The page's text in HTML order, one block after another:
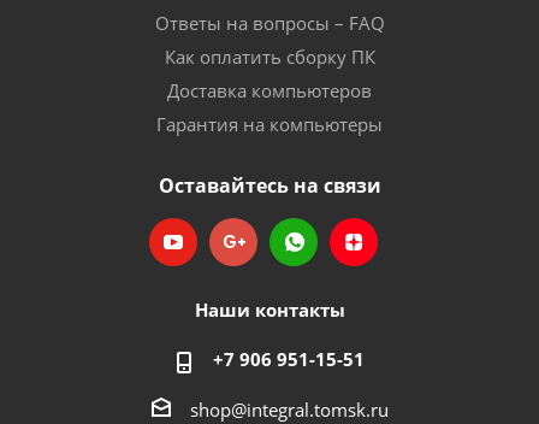
Ответы на вопросы – FAQ
Как оплатить сборку ПК
Доставка компьютеров
Гарантия на компьютеры
Оставайтесь на связи
Наши контакты
+7 906 951-15-51
shop@integral.tomsk.ru